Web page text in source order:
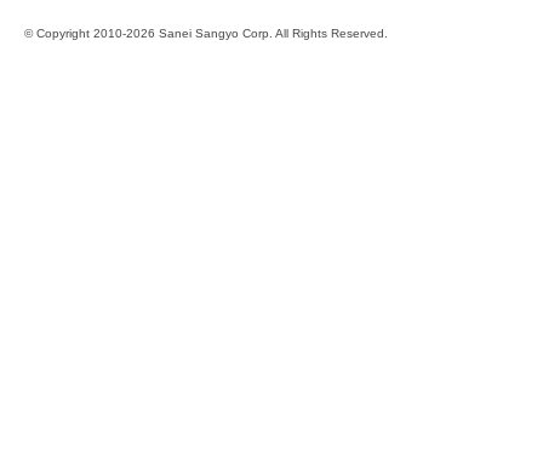
© Copyright 2010-2026 Sanei Sangyo Corp. All Rights Reserved.